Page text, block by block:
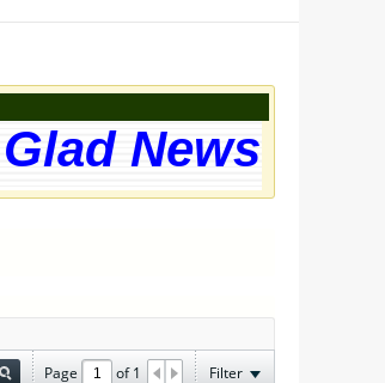
Glad News!
Page of1 Filter